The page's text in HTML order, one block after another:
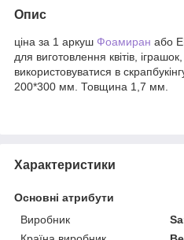
Опис
ціна за 1 аркуш Фоамиран або
для виготовлення квітів,
використовуватися в
200*300 мм. Товщина 1,7 мм.
Характеристики
Основні атрибути
Виробник